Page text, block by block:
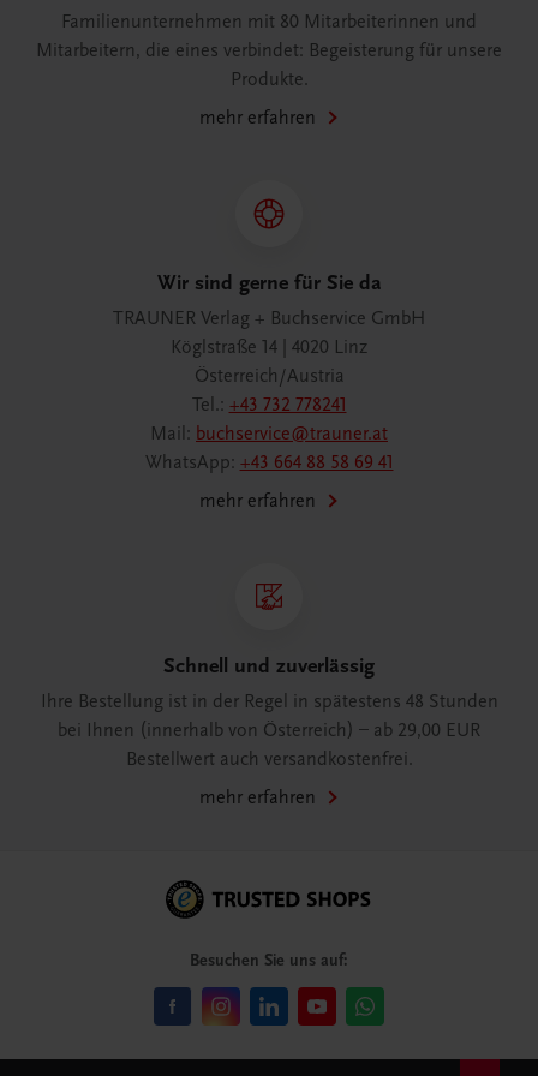
Familienunternehmen mit 80 Mitarbeiterinnen und
Mitarbeitern, die eines verbindet: Begeisterung für unsere
Produkte.
mehr erfahren
Wir sind gerne für Sie da
TRAUNER Verlag + Buchservice GmbH
Köglstraße 14 | 4020 Linz
Österreich/Austria
Tel.: +43 732 778241
Mail: buchservice@trauner.at
WhatsApp: +43 664 88 58 69 41
mehr erfahren
Schnell und zuverlässig
Ihre Bestellung ist in der Regel in spätestens 48 Stunden
bei Ihnen (innerhalb von Österreich) – ab 29,00 EUR
Bestellwert auch versandkostenfrei.
mehr erfahren
Besuchen Sie uns auf: